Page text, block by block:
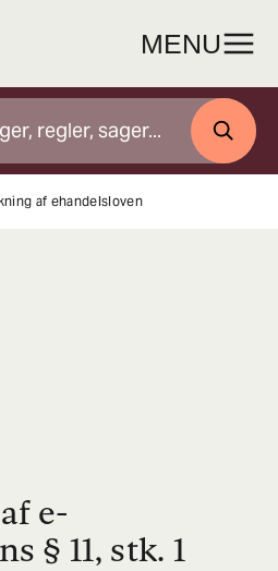
MENU
SØG
af ehandelsloven
e-
§ 11, stk. 1